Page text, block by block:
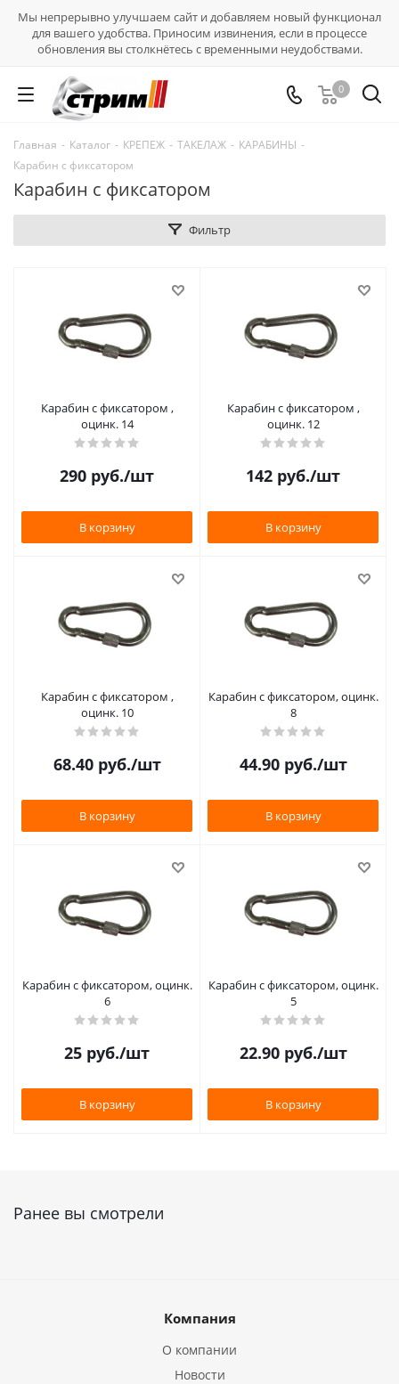
Мы непрерывно улучшаем сайт и добавляем новый функционал
для вашего удобства. Приносим извинения, если в процессе
обновления вы столкнётесь с временными неудобствами.
0
Главная - Каталог - КРЕПЕЖ - ТАКЕЛАЖ - КАРАБИНЫ -
Карабин с фиксатором
Карабин с фиксатором
Фильтр
Карабин с фиксатором ,
оцинк. 14
290 руб./шт
В корзину
Карабин с фиксатором ,
оцинк. 12
142 руб./шт
В корзину
Карабин с фиксатором ,
оцинк. 10
68.40руб./шт
В корзину
Карабин с фиксатором, оцинк.
8
44.90руб./шт
В корзину
Карабин с фиксатором, оцинк.
6
25 руб./шт
В корзину
Карабин с фиксатором, оцинк.
5
22.90руб./шт
В корзину
Ранее вы смотрели
Компания
О компании
Новости